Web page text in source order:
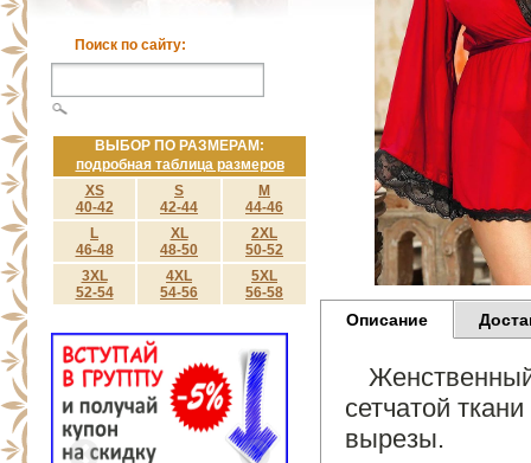
Поиск по сайту:
ВЫБОР ПО РАЗМЕРАМ:
подробная таблица размеров
XS
40-42
S
42-44
M
44-46
L
46-48
XL
48-50
2XL
50-52
3XL
52-54
4XL
54-56
5XL
56-58
Описание
сетчатой
вырезы.